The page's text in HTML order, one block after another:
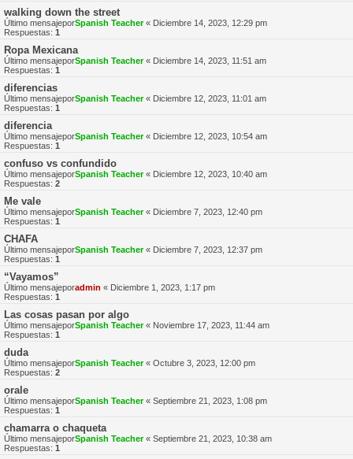
walking down the street
Último mensajeporSpanish Teacher« Diciembre 14, 2023, 12:29 pm
Respuestas: 1
Ropa Mexicana
Último mensajeporSpanish Teacher« Diciembre 14, 2023, 11:51 am
Respuestas: 1
diferencias
Último mensajeporSpanish Teacher« Diciembre 12, 2023, 11:01 am
Respuestas: 1
diferencia
Último mensajeporSpanish Teacher« Diciembre 12, 2023, 10:54 am
Respuestas: 1
confuso vs confundido
Último mensajeporSpanish Teacher« Diciembre 12, 2023, 10:40 am
Respuestas: 2
Me vale
Último mensajeporSpanish Teacher« Diciembre 7, 2023, 12:40 pm
Respuestas: 1
CHAFA
Último mensajeporSpanish Teacher« Diciembre 7, 2023, 12:37 pm
Respuestas: 1
“Vayamos”
Último mensajeporadmin « Diciembre 1, 2023, 1:17 pm
Respuestas: 1
Las cosas pasan por algo
Último mensajeporSpanish Teacher« Noviembre 17, 2023, 11:44 am
Respuestas: 1
duda
Último mensajeporSpanish Teacher« Octubre 3, 2023, 12:00 pm
Respuestas: 2
orale
Último mensajeporSpanish Teacher« Septiembre 21, 2023, 1:08 pm
Respuestas: 1
chamarra o chaqueta
Último mensajeporSpanish Teacher« Septiembre 21, 2023, 10:38 am
Respuestas: 1